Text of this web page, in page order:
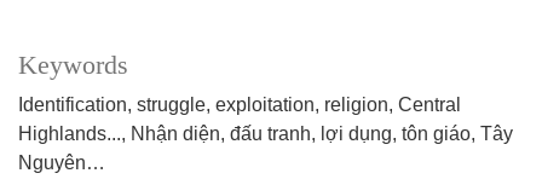
Keywords
Identification, struggle, exploitation, religion, Central
Highlands...
Nhận diện, đấu tranh, lợi dụng, tôn giáo, Tây
Nguyên…